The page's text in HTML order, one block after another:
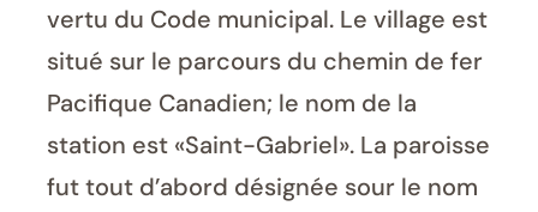
vertu du Code municipal. Le village est
situé sur le parcours du chemin de fer
Pacifique Canadien; le nom de la
station est «Saint-Gabriel». La paroisse
fut tout d’abord désignée sour le nom